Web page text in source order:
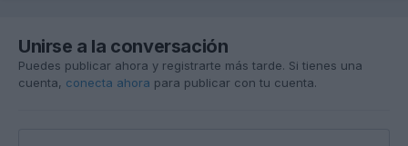
Unirse a la conversación
Puedes publicar ahora y registrarte más tarde. Si tienes una
cuenta, conecta ahora para publicar con tu cuenta.